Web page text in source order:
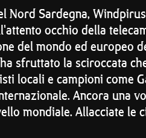
Sardegna,
occhio della
del mondo ed europeo
sfruttato la sciroccata
locali e campioni come
Ancora una
mondiale. Allacciate le